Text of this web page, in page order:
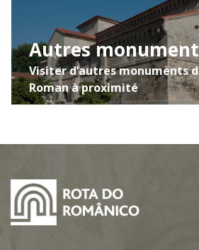
Autres
Visiter d’autres monuments
Roman à proximité